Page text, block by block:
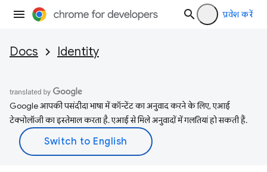
प्रवेश करें
Docs Identity
Google आपकी पसंदीदा भाषा में कॉन्टेंट का अनुवाद करने के लिए, एआई
टेक्नोलॉजी का इस्तेमाल करता है. एआई से मिले अनुवादों में गलतियां हो सकती हैं.